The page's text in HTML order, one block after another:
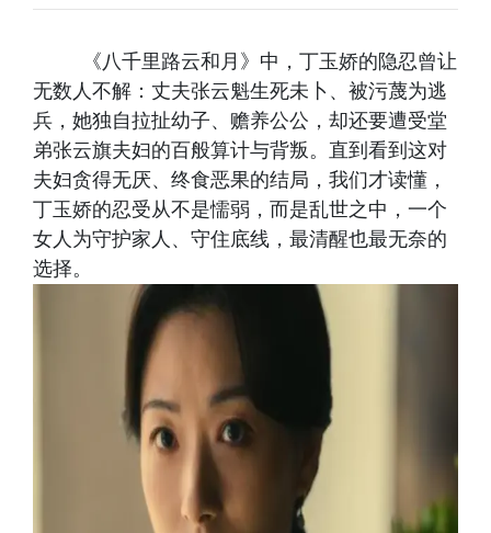
《八千里路云和月》中，丁玉娇的隐忍曾让
无数人不解：丈夫张云魁生死未卜、被污蔑为逃
兵，她独自拉扯幼子、赡养公公，却还要遭受堂
弟张云旗夫妇的百般算计与背叛。直到看到这对
夫妇贪得无厌、终食恶果的结局，我们才读懂，
丁玉娇的忍受从不是懦弱，而是乱世之中，一个
女人为守护家人、守住底线，最清醒也最无奈的
选择。